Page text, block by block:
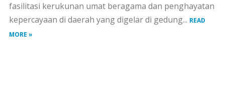
fasilitasi kerukunan umat beragama dan penghayatan
kepercayaan di daerah yang digelar di gedung... READ
MORE »